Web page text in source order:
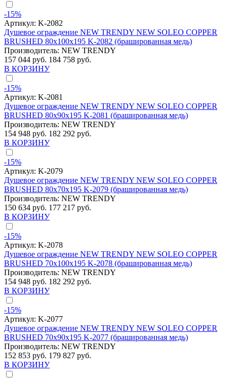
-15%
Артикул: K-2082
Душевое ограждение NEW TRENDY NEW SOLEO COPPER
BRUSHED 80x100x195 K-2082 (брашированная медь)
Производитель: NEW TRENDY
157 044 руб. 184 758 руб.
В КОРЗИНУ
-15%
Артикул: K-2081
Душевое ограждение NEW TRENDY NEW SOLEO COPPER
BRUSHED 80x90x195 K-2081 (брашированная медь)
Производитель: NEW TRENDY
154 948 руб. 182 292 руб.
В КОРЗИНУ
-15%
Артикул: K-2079
Душевое ограждение NEW TRENDY NEW SOLEO COPPER
BRUSHED 80x70x195 K-2079 (брашированная медь)
Производитель: NEW TRENDY
150 634 руб. 177 217 руб.
В КОРЗИНУ
-15%
Артикул: K-2078
Душевое ограждение NEW TRENDY NEW SOLEO COPPER
BRUSHED 70x100x195 K-2078 (брашированная медь)
Производитель: NEW TRENDY
154 948 руб. 182 292 руб.
В КОРЗИНУ
-15%
Артикул: K-2077
Душевое ограждение NEW TRENDY NEW SOLEO COPPER
BRUSHED 70x90x195 K-2077 (брашированная медь)
Производитель: NEW TRENDY
152 853 руб. 179 827 руб.
В КОРЗИНУ